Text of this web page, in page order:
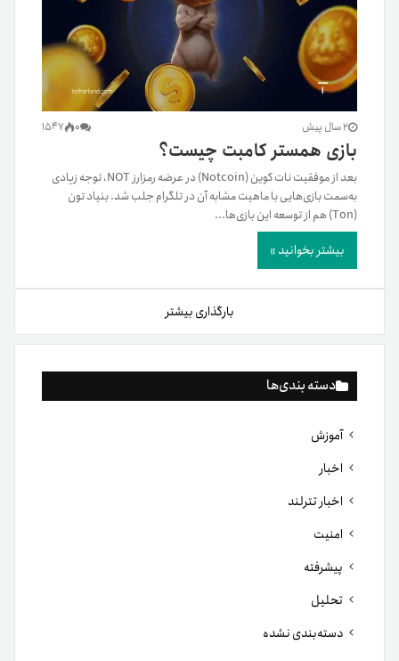
دسته بندی‌ها
آموزش
اخبار
اخبار تترلند
امنیت
پیشرفته
تحلیل
دسته‌بندی نشده
2 سال پیش 0
1547
بازی همستر کامبت چیست؟
بعد از موفقیت نات کوین (Notcoin) در عرضه رمزارز NOT، توجه زیادی
به‌سمت بازی‌هایی با ماهیت مشابه آن در تلگرام جلب شد. بنیاد تون
(Ton) هم از توسعه این بازی‌ها...
بیشتر بخوانید »
بارگذاری بیشتر